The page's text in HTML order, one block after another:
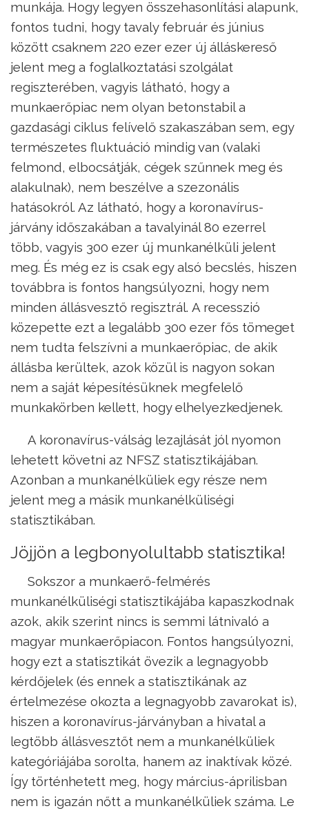
munkája. Hogy legyen összehasonlítási alapunk,
fontos tudni, hogy tavaly február és június
között csaknem 220 ezer ezer új álláskereső
jelent meg a foglalkoztatási szolgálat
regiszterében, vagyis látható, hogy a
munkaerőpiac nem olyan betonstabil a
gazdasági ciklus felívelő szakaszában sem, egy
természetes fluktuáció mindig van (valaki
felmond, elbocsátják, cégek szűnnek meg és
alakulnak), nem beszélve a szezonális
hatásokról. Az látható, hogy a koronavírus-
járvány időszakában a tavalyinál 80 ezerrel
több, vagyis 300 ezer új munkanélküli jelent
meg. És még ez is csak egy alsó becslés, hiszen
továbbra is fontos hangsúlyozni, hogy nem
minden állásvesztő regisztrál. A recesszió
közepette ezt a legalább 300 ezer fős tömeget
nem tudta felszívni a munkaerőpiac, de akik
állásba kerültek, azok közül is nagyon sokan
nem a saját képesítésüknek megfelelő
munkakörben kellett, hogy elhelyezkedjenek.
A koronavírus-válság lezajlását jól nyomon
lehetett követni az NFSZ statisztikájában.
Azonban a munkanélküliek egy része nem
jelent meg a másik munkanélküliségi
statisztikában.
Jöjjön a legbonyolultabb statisztika!
Sokszor a munkaerő-felmérés
munkanélküliségi statisztikájába kapaszkodnak
azok, akik szerint nincs is semmi látnivaló a
magyar munkaerőpiacon. Fontos hangsúlyozni,
hogy ezt a statisztikát övezik a legnagyobb
kérdőjelek (és ennek a statisztikának az
értelmezése okozta a legnagyobb zavarokat is),
hiszen a koronavírus-járványban a hivatal a
legtöbb állásvesztőt nem a munkanélküliek
kategóriájába sorolta, hanem az inaktívak közé.
Így történhetett meg, hogy március-áprilisban
nem is igazán nőtt a munkanélküliek száma. Le